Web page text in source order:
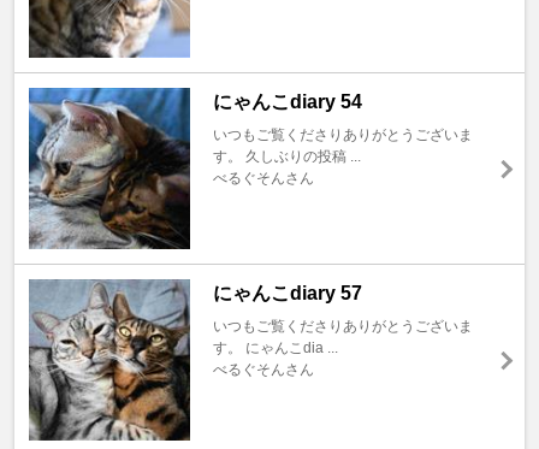
にゃんこdiary 54
いつもご覧くださりありがとうございま
す。 久しぶりの投稿 ...
べるぐそんさん
にゃんこdiary 57
いつもご覧くださりありがとうございま
す。 にゃんこdia ...
べるぐそんさん